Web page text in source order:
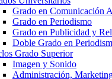
Grado en Comunicación
Grado en Periodismo
Grado en Publicidad y
Doble Grado en
Grado Superior
Imagen y Sonido
Administración,